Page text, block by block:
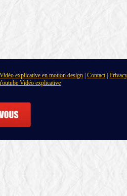
explicative en motion design | Contact |
Vidéo explicative